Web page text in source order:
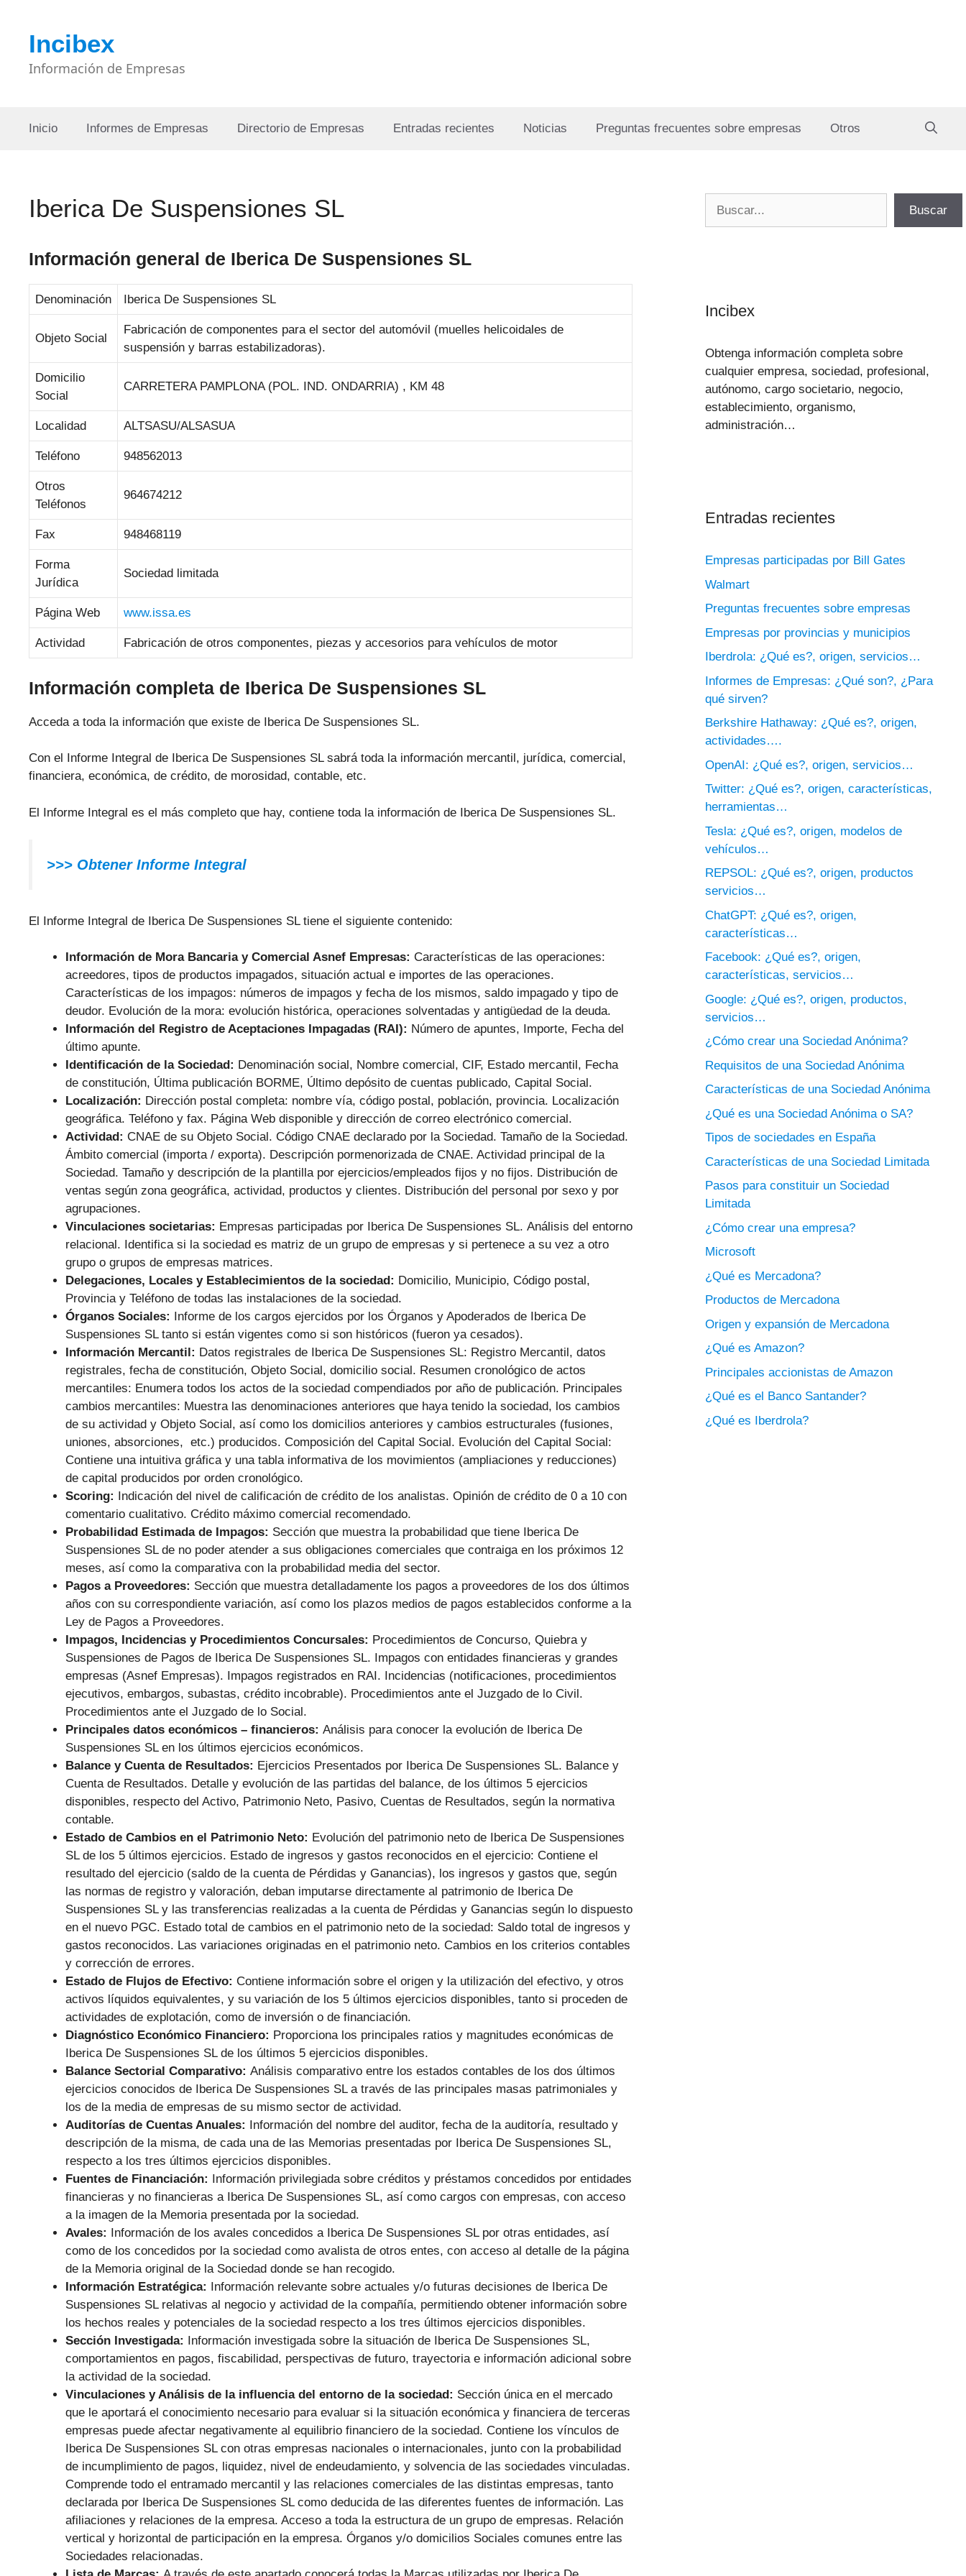
contenidoIncibex
Información de Empresas
Inicio Informes de Empresas Directorio de Empresas Entradas recientes Noticias Preguntas frecuentes sobre empresas Otros
Iberica De Suspensiones SL
Información general de Iberica De Suspensiones SL
Denominación Iberica De Suspensiones SL
Objeto Social
Fabricación de componentes para el sector del automóvil (muelles helicoidales de
suspensión y barras estabilizadoras).
Domicilio
Social
CARRETERA PAMPLONA (POL. IND. ONDARRIA) , KM 48
Localidad ALTSASU/ALSASUA
Teléfono 948562013
Otros
Teléfonos
964674212
Fax 948468119
Forma
Jurídica
Sociedad limitada
Página Web www.issa.es
Actividad Fabricación de otros componentes, piezas y accesorios para vehículos de motor
Información completa de Iberica De Suspensiones SL
Acceda a toda la información que existe de Iberica De Suspensiones SL.
Con el Informe Integral de Iberica De Suspensiones SL sabrá toda la información mercantil, jurídica, comercial,
financiera, económica, de crédito, de morosidad, contable, etc.
El Informe Integral es el más completo que hay, contiene toda la información de Iberica De Suspensiones SL.
>>> Obtener Informe Integral
El Informe Integral de Iberica De Suspensiones SL tiene el siguiente contenido:
Información de Mora Bancaria y Comercial Asnef Empresas: Características de las operaciones:
acreedores, tipos de productos impagados, situación actual e importes de las operaciones.
Características de los impagos: números de impagos y fecha de los mismos, saldo impagado y tipo de
deudor. Evolución de la mora: evolución histórica, operaciones solventadas y antigüedad de la deuda.
Información del Registro de Aceptaciones Impagadas (RAI): Número de apuntes, Importe, Fecha del
último apunte.
Identificación de la Sociedad: Denominación social, Nombre comercial, CIF, Estado mercantil, Fecha
de constitución, Última publicación BORME, Último depósito de cuentas publicado, Capital Social.
Localización: Dirección postal completa: nombre vía, código postal, población, provincia. Localización
geográfica. Teléfono y fax. Página Web disponible y dirección de correo electrónico comercial.
Actividad: CNAE de su Objeto Social. Código CNAE declarado por la Sociedad. Tamaño de la Sociedad.
Ámbito comercial (importa / exporta). Descripción pormenorizada de CNAE. Actividad principal de la
Sociedad. Tamaño y descripción de la plantilla por ejercicios/empleados fijos y no fijos. Distribución de
ventas según zona geográfica, actividad, productos y clientes. Distribución del personal por sexo y por
agrupaciones.
Vinculaciones societarias: Empresas participadas por Iberica De Suspensiones SL. Análisis del entorno
relacional. Identifica si la sociedad es matriz de un grupo de empresas y si pertenece a su vez a otro
grupo o grupos de empresas matrices.
Delegaciones, Locales y Establecimientos de la sociedad: Domicilio, Municipio, Código postal,
Provincia y Teléfono de todas las instalaciones de la sociedad.
Órganos Sociales: Informe de los cargos ejercidos por los Órganos y Apoderados de Iberica De
Suspensiones SL tanto si están vigentes como si son históricos (fueron ya cesados).
Información Mercantil: Datos registrales de Iberica De Suspensiones SL: Registro Mercantil, datos
registrales, fecha de constitución, Objeto Social, domicilio social. Resumen cronológico de actos
mercantiles: Enumera todos los actos de la sociedad compendiados por año de publicación. Principales
cambios mercantiles: Muestra las denominaciones anteriores que haya tenido la sociedad, los cambios
de su actividad y Objeto Social, así como los domicilios anteriores y cambios estructurales (fusiones,
uniones, absorciones, etc.) producidos. Composición del Capital Social. Evolución del Capital Social:
Contiene una intuitiva gráfica y una tabla informativa de los movimientos (ampliaciones y reducciones)
de capital producidos por orden cronológico.
Scoring: Indicación del nivel de calificación de crédito de los analistas. Opinión de crédito de 0 a 10 con
comentario cualitativo. Crédito máximo comercial recomendado.
Probabilidad Estimada de Impagos: Sección que muestra la probabilidad que tiene Iberica De
Suspensiones SL de no poder atender a sus obligaciones comerciales que contraiga en los próximos 12
meses, así como la comparativa con la probabilidad media del sector.
Pagos a Proveedores: Sección que muestra detalladamente los pagos a proveedores de los dos últimos
años con su correspondiente variación, así como los plazos medios de pagos establecidos conforme a la
Ley de Pagos a Proveedores.
Impagos, Incidencias y Procedimientos Concursales: Procedimientos de Concurso, Quiebra y
Suspensiones de Pagos de Iberica De Suspensiones SL. Impagos con entidades financieras y grandes
empresas (Asnef Empresas). Impagos registrados en RAI. Incidencias (notificaciones, procedimientos
ejecutivos, embargos, subastas, crédito incobrable). Procedimientos ante el Juzgado de lo Civil.
Procedimientos ante el Juzgado de lo Social.
Principales datos económicos – financieros: Análisis para conocer la evolución de Iberica De
Suspensiones SL en los últimos ejercicios económicos.
Balance y Cuenta de Resultados: Ejercicios Presentados por Iberica De Suspensiones SL. Balance y
Cuenta de Resultados. Detalle y evolución de las partidas del balance, de los últimos 5 ejercicios
disponibles, respecto del Activo, Patrimonio Neto, Pasivo, Cuentas de Resultados, según la normativa
contable.
Estado de Cambios en el Patrimonio Neto: Evolución del patrimonio neto de Iberica De Suspensiones
SL de los 5 últimos ejercicios. Estado de ingresos y gastos reconocidos en el ejercicio: Contiene el
resultado del ejercicio (saldo de la cuenta de Pérdidas y Ganancias), los ingresos y gastos que, según
las normas de registro y valoración, deban imputarse directamente al patrimonio de Iberica De
Suspensiones SL y las transferencias realizadas a la cuenta de Pérdidas y Ganancias según lo dispuesto
en el nuevo PGC. Estado total de cambios en el patrimonio neto de la sociedad: Saldo total de ingresos y
gastos reconocidos. Las variaciones originadas en el patrimonio neto. Cambios en los criterios contables
y corrección de errores.
Estado de Flujos de Efectivo: Contiene información sobre el origen y la utilización del efectivo, y otros
activos líquidos equivalentes, y su variación de los 5 últimos ejercicios disponibles, tanto si proceden de
actividades de explotación, como de inversión o de financiación.
Diagnóstico Económico Financiero: Proporciona los principales ratios y magnitudes económicas de
Iberica De Suspensiones SL de los últimos 5 ejercicios disponibles.
Balance Sectorial Comparativo: Análisis comparativo entre los estados contables de los dos últimos
ejercicios conocidos de Iberica De Suspensiones SL a través de las principales masas patrimoniales y
los de la media de empresas de su mismo sector de actividad.
Auditorías de Cuentas Anuales: Información del nombre del auditor, fecha de la auditoría, resultado y
descripción de la misma, de cada una de las Memorias presentadas por Iberica De Suspensiones SL,
respecto a los tres últimos ejercicios disponibles.
Fuentes de Financiación: Información privilegiada sobre créditos y préstamos concedidos por entidades
financieras y no financieras a Iberica De Suspensiones SL, así como cargos con empresas, con acceso
a la imagen de la Memoria presentada por la sociedad.
Avales: Información de los avales concedidos a Iberica De Suspensiones SL por otras entidades, así
como de los concedidos por la sociedad como avalista de otros entes, con acceso al detalle de la página
de la Memoria original de la Sociedad donde se han recogido.
Información Estratégica: Información relevante sobre actuales y/o futuras decisiones de Iberica De
Suspensiones SL relativas al negocio y actividad de la compañía, permitiendo obtener información sobre
los hechos reales y potenciales de la sociedad respecto a los tres últimos ejercicios disponibles.
Sección Investigada: Información investigada sobre la situación de Iberica De Suspensiones SL,
comportamientos en pagos, fiscabilidad, perspectivas de futuro, trayectoria e información adicional sobre
la actividad de la sociedad.
Vinculaciones y Análisis de la influencia del entorno de la sociedad: Sección única en el mercado
que le aportará el conocimiento necesario para evaluar si la situación económica y financiera de terceras
empresas puede afectar negativamente al equilibrio financiero de la sociedad. Contiene los vínculos de
Iberica De Suspensiones SL con otras empresas nacionales o internacionales, junto con la probabilidad
de incumplimiento de pagos, liquidez, nivel de endeudamiento, y solvencia de las sociedades vinculadas.
Comprende todo el entramado mercantil y las relaciones comerciales de las distintas empresas, tanto
declarada por Iberica De Suspensiones SL como deducida de las diferentes fuentes de información. Las
afiliaciones y relaciones de la empresa. Acceso a toda la estructura de un grupo de empresas. Relación
vertical y horizontal de participación en la empresa. Órganos y/o domicilios Sociales comunes entre las
Sociedades relacionadas.
Buscar
Incibex
Obtenga información completa sobre
cualquier empresa, sociedad, profesional,
autónomo, cargo societario, negocio,
establecimiento, organismo,
administración…
Entradas recientes
Empresas participadas por Bill Gates
Walmart
Preguntas frecuentes sobre empresas
Empresas por provincias y municipios
Iberdrola: ¿Qué es?, origen, servicios…
Informes de Empresas: ¿Qué son?, ¿Para
qué sirven?
Berkshire Hathaway: ¿Qué es?, origen,
actividades….
OpenAI: ¿Qué es?, origen, servicios…
Twitter: ¿Qué es?, origen, características,
herramientas…
Tesla: ¿Qué es?, origen, modelos de
vehículos…
REPSOL: ¿Qué es?, origen, productos
servicios…
ChatGPT: ¿Qué es?, origen,
características…
Facebook: ¿Qué es?, origen,
características, servicios…
Google: ¿Qué es?, origen, productos,
servicios…
¿Cómo crear una Sociedad Anónima?
Requisitos de una Sociedad Anónima
Características de una Sociedad Anónima
¿Qué es una Sociedad Anónima o SA?
Tipos de sociedades en España
Características de una Sociedad Limitada
Pasos para constituir un Sociedad
Limitada
¿Cómo crear una empresa?
Microsoft
¿Qué es Mercadona?
Productos de Mercadona
Origen y expansión de Mercadona
¿Qué es Amazon?
Principales accionistas de Amazon
¿Qué es el Banco Santander?
¿Qué es Iberdrola?